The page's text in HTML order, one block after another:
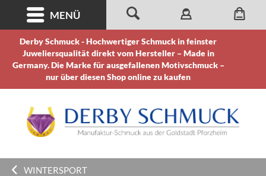
Derby Schmuck - Hochwertiger Schmuck in feinster
Juweliersqualität direkt vom Hersteller – Made in
Germany. Die Marke für ausgefallenen Motivschmuck –
nur über diesen Shop online zu kaufen
MENÜ
WINTERSPORT